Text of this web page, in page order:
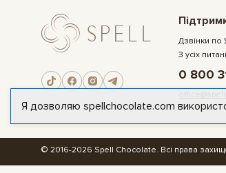
Дзвінки по
З усіх
0 800
© 2016-2026 Spell Chocolate. Всі права
Я дозволяю spellchocolate.com